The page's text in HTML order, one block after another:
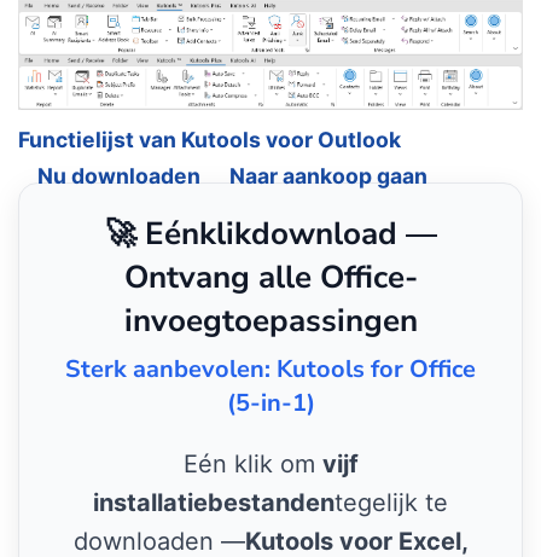
Functielijst van Kutools voor Outlook
Nu downloaden
Naar aankoop gaan
🚀 Eénklikdownload —
Ontvang alle Office-
invoegtoepassingen
Sterk aanbevolen: Kutools for Office
(5-in-1)
Eén klik om vijf
installatiebestandentegelijk te
downloaden —Kutools voor Excel,